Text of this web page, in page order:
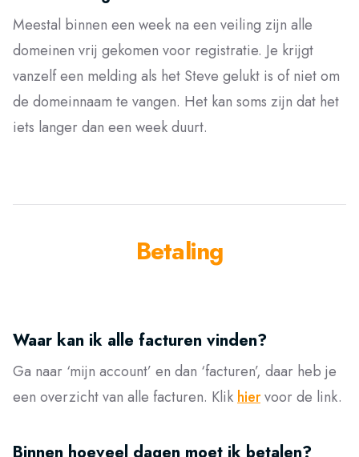
Meestal binnen een week na een veiling zijn alle
domeinen vrij gekomen voor registratie. Je krijgt
vanzelf een melding als het Steve gelukt is of niet om
de domeinnaam te vangen. Het kan soms zijn dat het
iets langer dan een week duurt.
Betaling
Waar kan ik alle facturen vinden?
Ga naar ‘mijn account’ en dan ‘facturen’, daar heb je
een overzicht van alle facturen. Klik hiervoor de link.